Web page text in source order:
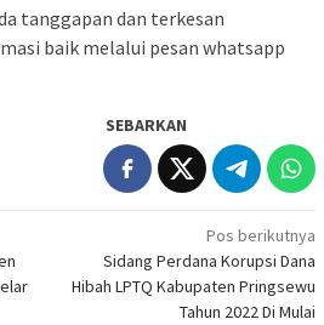
tanggapan dan terkesan
baik melalui pesan whatsapp
SEBARKAN
Pos berikutnya
Sidang Perdana Korupsi Dana
Hibah LPTQ Kabupaten Pringsewu
Tahun 2022 Di Mulai